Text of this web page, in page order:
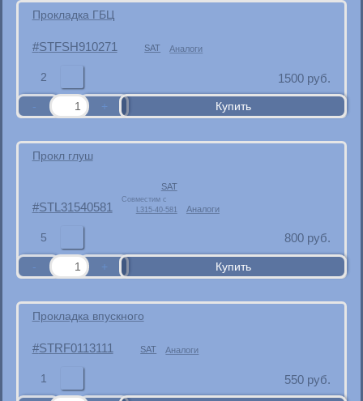
Прокладка ГБЦ
STFSH910271 SAT Аналоги
2 1500 руб.
Прокл глуш
STL31540581
SAT
Совместим с
L315-40-581
Аналоги
5 800 руб.
Прокладка впускного
STRF0113111 SAT Аналоги
1 550 руб.